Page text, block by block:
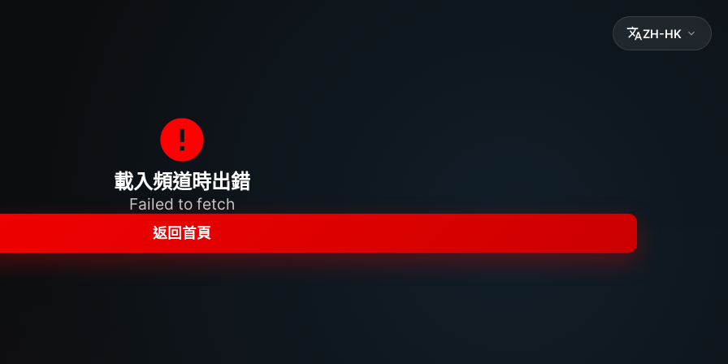
ZH-HK
載入頻道時出錯
Failed to fetch
返回首頁